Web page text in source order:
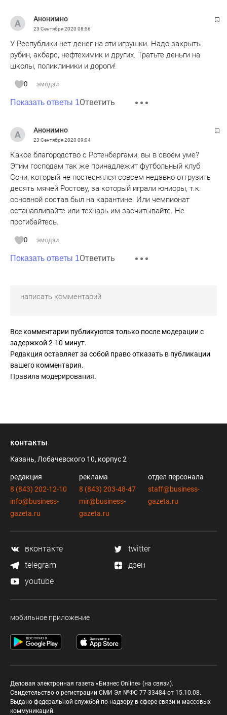
Анонимно
23 Сентября 2020 08:56
У Республики нет денег на эти игрушки. Надо закрыть
рубин, акбарс, нефтехимик и других. Тратьте деньги на
школы, поликлиники и дороги!
0 эмодзи
Показать ответы 1Ответить
Анонимно
23 Сентября 2020 09:04
Какое благородство с Ротенбергами, вы в своём уме?
Этим господам так же принадлежит футбольный клуб
Сочи, который не постеснялся совсем недавно отгрузить
десять мячей Ростову, за который играли юниоры, т.к.
основной состав был на карантине. Или чемпионат
останавливайте или технарь им засчитывайте. Не
прогибайтесь.
0 эмодзи
Показать ответы 1Ответить
Все комментарии публикуются только после модерации с
задержкой 2-10 минут.
Редакция оставляет за собой право отказать в публикации
вашего комментария.
Правила модерирования.
контакты
Казань, Лобачевского 10, корпус 2
редакция
8 (843) 202-12-10
info@business-
gazeta.ru
реклама
8 (843) 203-48-47
mir@business-
gazeta.ru
отдел персонала
staff@business-
gazeta.ru
вконтакте
twitter
telegram
дзен
youtube
мобильное приложение
Деловая электронная газета «Бизнес Online» (на связи).
Свидетельство о регистрации СМИ Эл №ФС 77-33484 от 15.10.08.
Выдано федеральной службой по надзору в сфере связи и массовых
коммуникаций.